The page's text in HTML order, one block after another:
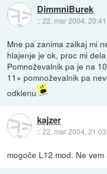
DimmniBurek
::22. mar 2004, 20:41
Mne pa zanima zalkaj mi
hlajenje je ok, proc mi
Pomnoževalnik pa je na
11× pomnoževalnik pa
odklenu
kajzer
::22. mar 2004, 21:03
mogoče L12 mod. Ne